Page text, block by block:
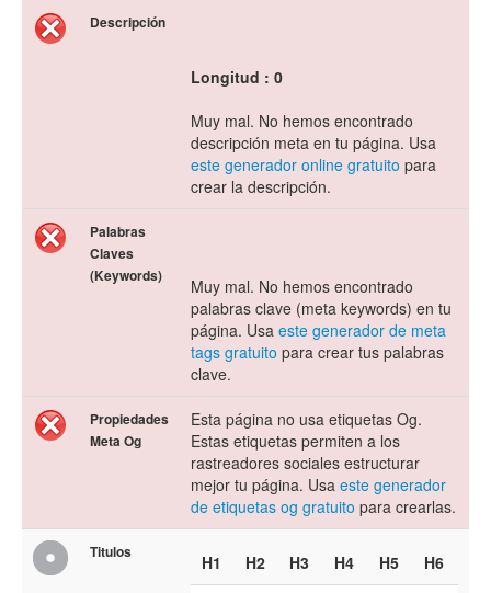
Descripción
Longitud : 0
Muy mal. No hemos encontrado
descripción meta en tu página. Usa
este generador online gratuito para
crear la descripción.
Palabras
Claves
(Keywords)
Muy mal. No hemos encontrado
palabras clave (meta keywords) en tu
página. Usa este generador de meta
tags gratuito para crear tus palabras
clave.
Propiedades
Meta Og
Esta página no usa etiquetas Og.
Estas etiquetas permiten a los
rastreadores sociales estructurar
mejor tu página. Usa este generador
de etiquetas og gratuito para crearlas.
Titulos H1 H2 H3 H4 H5 H6